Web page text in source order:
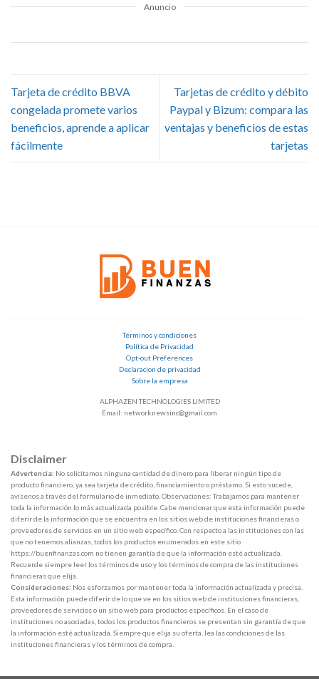
Anuncio
Tarjeta de crédito BBVA
congelada promete varios
beneficios, aprende a aplicar
fácilmente
Tarjetas de crédito y débito
Paypal y Bizum: compara las
ventajas y beneficios de estas
tarjetas
Términos y condiciones
Política de Privacidad
Opt-out Preferences
Declaracion de privacidad
Sobre la empresa
ALPHAZEN TECHNOLOGIES LIMITED
Email: networknewsinc@gmail.com
Disclaimer
Advertencia: No solicitamos ninguna cantidad de dinero para liberar ningún tipo de
producto financiero, ya sea tarjeta de crédito, financiamiento o préstamo. Si esto sucede,
avísenos a través del formulario de inmediato. Observaciones: Trabajamos para mantener
toda la información lo más actualizada posible. Cabe mencionar que esta información puede
diferir de la información que se encuentra en los sitios web de instituciones financieras o
proveedores de servicios en un sitio web específico. Con respecto a las instituciones con las
que no tenemos alianzas, todos los productos enumerados en este sitio
https://buenfinanzas.com no tienen garantía de que la información esté actualizada.
Recuerde siempre leer los términos de uso y los términos de compra de las instituciones
financieras que elija.
Consideraciones: Nos esforzamos por mantener toda la información actualizada y precisa.
Esta información puede diferir de lo que ve en los sitios web de instituciones financieras,
proveedores de servicios o un sitio web para productos específicos. En el caso de
instituciones no asociadas, todos los productos financieros se presentan sin garantía de que
la información esté actualizada. Siempre que elija su oferta, lea las condiciones de las
instituciones financieras y los términos de compra.